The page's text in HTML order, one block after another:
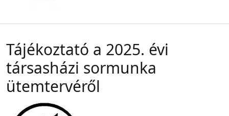
Tájékoztató a 2025. évi
társasházi sormunka
ütemtervéről